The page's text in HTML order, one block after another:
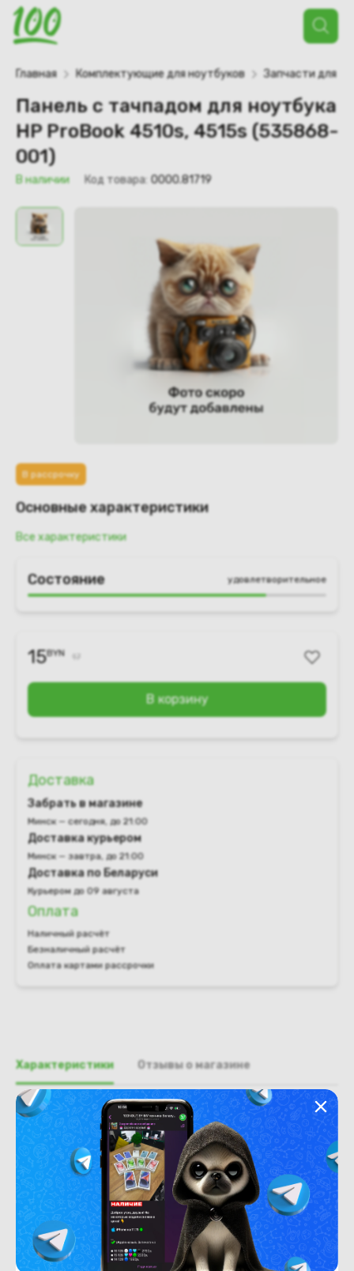
Поиск
товаров
Главная Комплектующие для ноутбуков Запчасти для
Панель с тачпадом для ноутбука
HP ProBook 4510s, 4515s (535868-
001)
В наличии Код товара: 0000.81719
В рассрочку
Основные характеристики
Все характеристики
Состояние удовлетворительное
15BYN
В корзину
Доставка
Забрать в магазине
Минск — сегодня, до 21:00
Доставка курьером
Минск — завтра, до 21:00
Доставка по Беларуси
Курьером до 09 августа
Оплата
Наличный расчёт
Безналичный расчёт
Оплата картами рассрочки
Характеристики Отзывы о магазине
Общая информация
Производитель
HP
Тип товара
Панель с тачпадом
Состояние
Состояние удовлетворительное